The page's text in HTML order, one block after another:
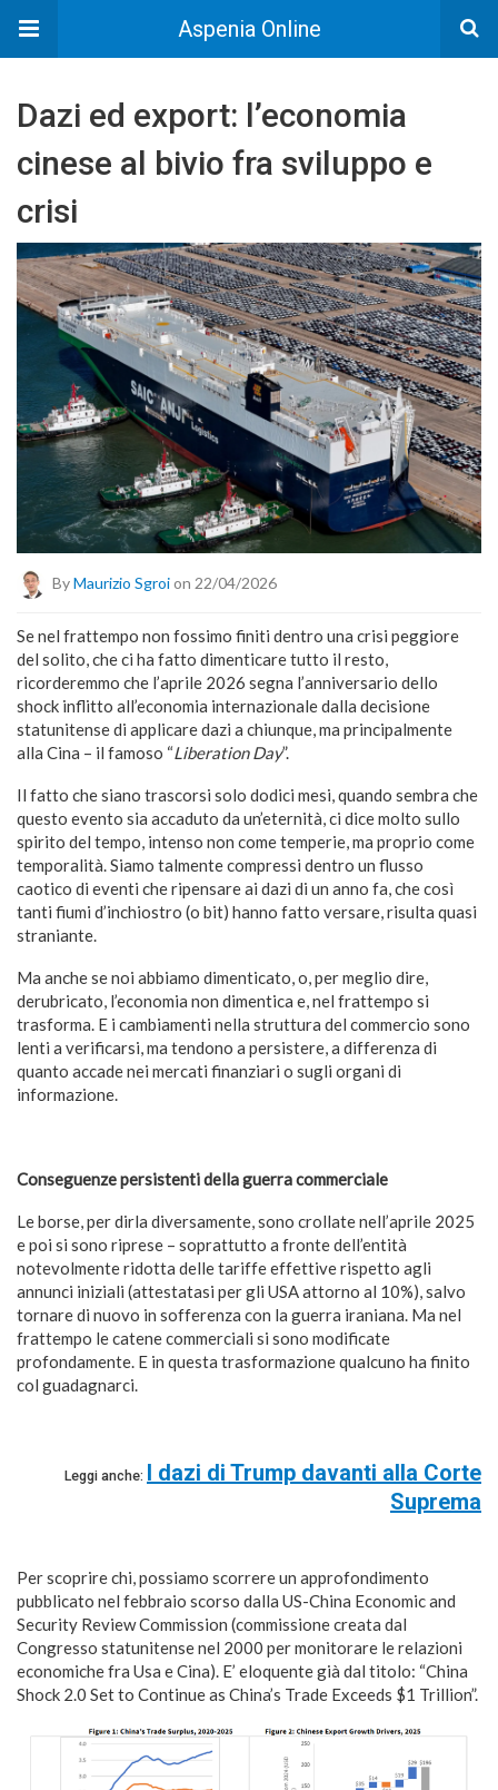
Aspenia Online
Dazi ed export: l’economia
cinese al bivio fra sviluppo e
crisi
ByMaurizio Sgroion 22/04/2026
Se nel frattempo non fossimo finiti dentro una crisi peggiore
del solito, che ci ha fatto dimenticare tutto il resto,
ricorderemmo che l’aprile 2026 segna l’anniversario dello
shock inflitto all’economia internazionale dalla decisione
statunitense di applicare dazi a chiunque, ma principalmente
alla Cina – il famoso “Liberation Day”.
Il fatto che siano trascorsi solo dodici mesi, quando sembra che
questo evento sia accaduto da un’eternità, ci dice molto sullo
spirito del tempo, intenso non come temperie, ma proprio come
temporalità. Siamo talmente compressi dentro un flusso
caotico di eventi che ripensare ai dazi di un anno fa, che così
tanti fiumi d’inchiostro (o bit) hanno fatto versare, risulta quasi
straniante.
Ma anche se noi abbiamo dimenticato, o, per meglio dire,
derubricato, l’economia non dimentica e, nel frattempo si
trasforma. E i cambiamenti nella struttura del commercio sono
lenti a verificarsi, ma tendono a persistere, a differenza di
quanto accade nei mercati finanziari o sugli organi di
informazione.
Conseguenze persistenti della guerra commerciale
Le borse, per dirla diversamente, sono crollate nell’aprile 2025
e poi si sono riprese – soprattutto a fronte dell’entità
notevolmente ridotta delle tariffe effettive rispetto agli
annunci iniziali (attestatasi per gli USA attorno al 10%), salvo
tornare di nuovo in sofferenza con la guerra iraniana. Ma nel
frattempo le catene commerciali si sono modificate
profondamente. E in questa trasformazione qualcuno ha finito
col guadagnarci.
Leggi anche: I dazi di Trump davanti alla Corte
Suprema
Per scoprire chi, possiamo scorrere un approfondimento
pubblicato nel febbraio scorso dalla US-China Economic and
Security Review Commission (commissione creata dal
Congresso statunitense nel 2000 per monitorare le relazioni
economiche fra Usa e Cina). E’ eloquente già dal titolo: “China
Shock 2.0 Set to Continue as China’s Trade Exceeds $1 Trillion”.